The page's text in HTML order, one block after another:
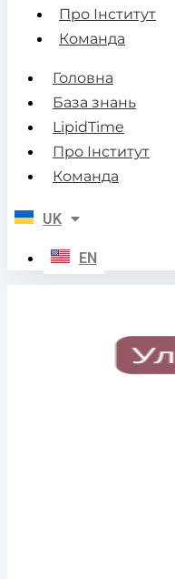
Про Інститут
Команда
Головна
База знань
LipidTime
Про Інститут
Команда
UK
EN